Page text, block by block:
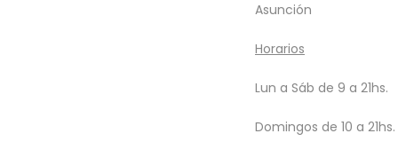
Asunción
​Horarios
Lun a Sáb de 9 a 21hs.
Domingos de 10 a 21hs.